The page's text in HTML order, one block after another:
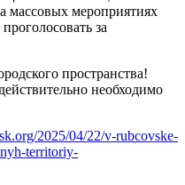
массовых мероприятиях
за
пространства!
необходимо
2025/04/22/v-rubcovske-
territoriy-